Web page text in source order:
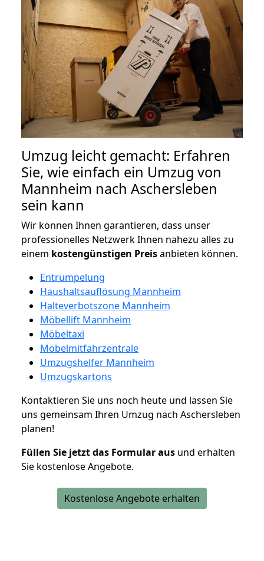
Umzug leicht gemacht: Erfahren
Sie, wie einfach ein Umzug von
Mannheim nach Aschersleben
sein kann
Wir können Ihnen garantieren, dass unser
professionelles Netzwerk Ihnen nahezu alles zu
einem kostengünstigen Preisanbieten können.
Entrümpelung
Haushaltsauflösung Mannheim
Halteverbotszone Mannheim
Möbellift Mannheim
Möbeltaxi
Möbelmitfahrzentrale
Umzugshelfer Mannheim
Umzugskartons
Kontaktieren Sie uns noch heute und lassen Sie
uns gemeinsam Ihren Umzug nach Aschersleben
planen!
Füllen Sie jetzt das Formular aus und erhalten
Sie kostenlose Angebote.
Kostenlose Angebote erhalten